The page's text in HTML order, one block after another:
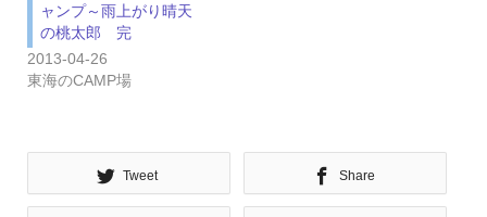
ャンプ～雨上がり晴天
の桃太郎 完
2013-04-26
東海のCAMP場
Tweet Share